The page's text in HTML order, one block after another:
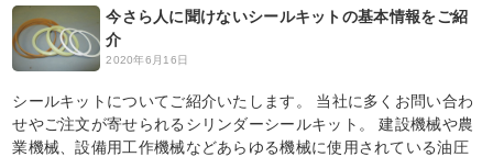
今さら人に聞けないシールキットの基本情報をご紹
介
2020年6月16日
シールキットについてご紹介いたします。 当社に多くお問い合わ
せやご注文が寄せられるシリンダーシールキット。 建設機械や農
業機械、設備用工作機械などあらゆる機械に使用されている油圧